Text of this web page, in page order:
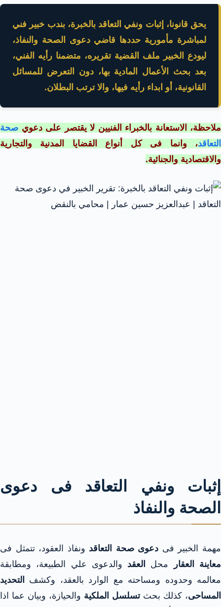
يحق قانونا، إثبات ونفي التعاقد بالخبرة، بندب خبير فني
لمباشرة مأمورية حددها قاضي دعوى الصحة والنفاذ،
ليودع الخبير ملف القضية تقريره، متضمنا رأيه الفني،
بعد بحث الأعمال المادية بها، دون التعرض للمسائل
القانونية، أو ابداء رأيه فيها، والا ترتب البطلان.
ملاحظة، الاستعانة بالخبراء الفنيين لا يقتصر على دعوي صحة
التعاقد، وانما فى كل أنواع القضايا المدنية والتجارية
والاقتصادية والجنائية.
إثبات ونفي التعاقد فى دعوى
الصحة والنفاذ
مهمة الخبير فى دعوى صحة التعاقد ونفاذ العقود، تتمثل فى
معاينة العقار
محل العقد والدعوى علي الطبيعة، ومطابقة
معالمه وحدوده ومساحته مع الوارد بالعقد، وكشف
التحديد
المساحى، كذلك بحثتسلسل الملكية والحيازة، وبيان عما اذا